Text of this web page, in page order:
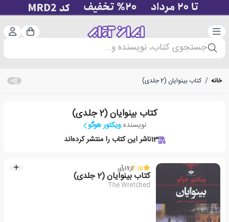
دسته‌بندی سبد
جستجوی کتاب، نویسنده و...
خانه / کتاب بینوایان (2 جلدی)
کتاب بینوایان (2 جلدی)
نویسنده:ویکتور هوگو
13ناشر این کتاب را منتشر کرده‌اند
4.15از17رأی
کتاب بینوایان (2 جلدی)
The Wretched